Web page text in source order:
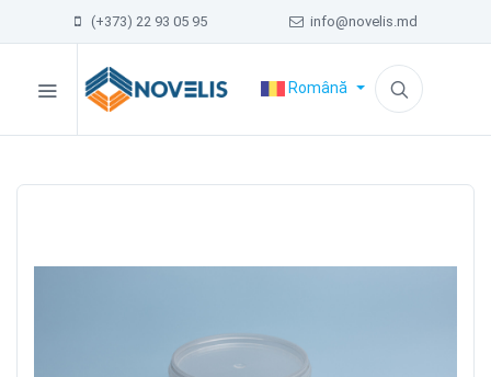
(+373) 22 93 05 95 info@novelis.md
Română